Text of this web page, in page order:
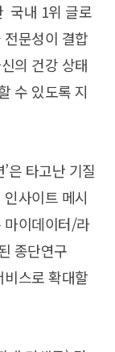
국내 1위 글로
문성이 결합
의 건강 상태
수 있도록 지
은 타고난 기질
사이트 메시
마이데이터/라
종단연구
스로 확대할